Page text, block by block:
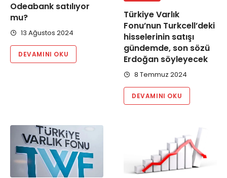
Odeabank satılıyor
mu?
13 Ağustos 2024
DEVAMINI OKU
Türkiye Varlık
Fonu’nun Turkcell’deki
hisselerinin satışı
gündemde, son sözü
Erdoğan söyleyecek
8 Temmuz 2024
DEVAMINI OKU